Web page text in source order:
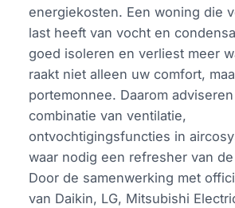
energiekosten. Een woning die
last heeft van vocht en
goed isoleren en verliest meer
raakt niet alleen uw comfort,
portemonnee. Daarom
combinatie van ventilatie,
ontvochtigingsfuncties in
waar nodig een refresher van
Door de samenwerking met
van Daikin, LG, Mitsubishi